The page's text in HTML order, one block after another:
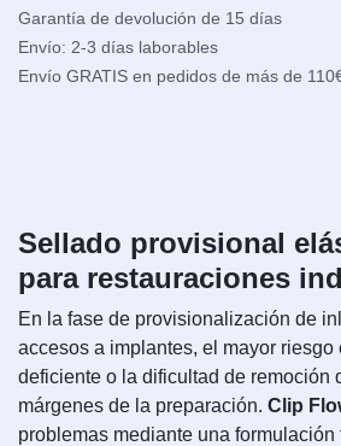
Garantía de devolución de 15 días
Envío: 2-3 días laborables
Envío GRATIS en pedidos de más de
Sellado provisional
para restauraciones
En la fase de provisionalización de
accesos a implantes, el mayor riesgo
deficiente o la dificultad de remoción
márgenes de la preparación. Clip
problemas mediante una formulación